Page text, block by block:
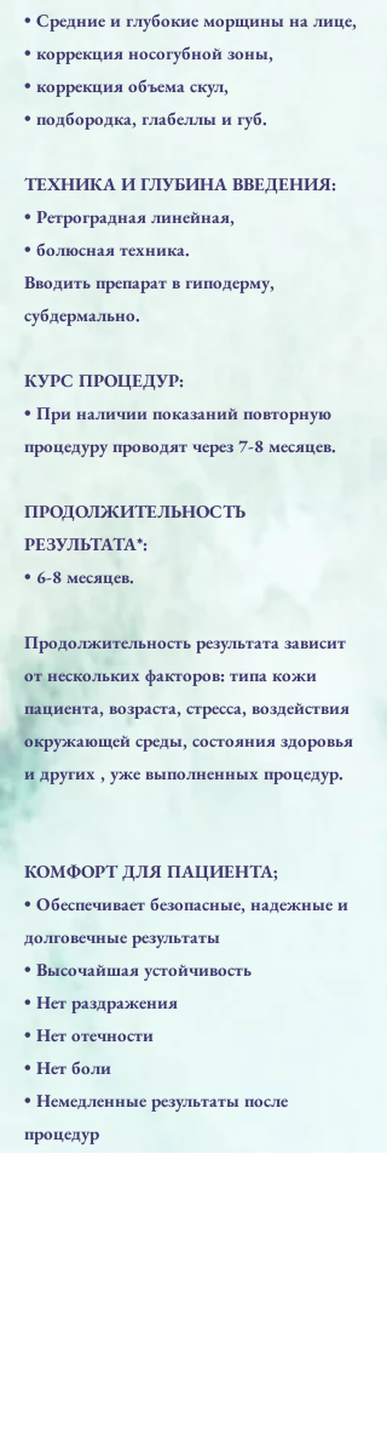
• Средние и глубокие морщины на лице,
• коррекция носогубной зоны,
• коррекция объема скул,
• подбородка, глабеллы и губ.
ТЕХНИКА И ГЛУБИНА ВВЕДЕНИЯ:
• Ретроградная линейная,
• болюсная техника.
Вводить препарат в гиподерму,
субдермально.
КУРС ПРОЦЕДУР:
• При наличии показаний повторную
процедуру проводят через 7-8 месяцев.
ПРОДОЛЖИТЕЛЬНОСТЬ
РЕЗУЛЬТАТА*:
• 6-8 месяцев.
Продолжительность результата зависит
от нескольких факторов: типа кожи
пациента, возраста, стресса, воздействия
окружающей среды, состояния здоровья
и других , уже выполненных процедур.
КОМФОРТ ДЛЯ ПАЦИЕНТА;
​• Обеспечивает безопасные, надежные и
долговечные результаты
• Высочайшая устойчивость
• Нет раздражения
• Нет отечности
• Нет боли
• Немедленные результаты после
процедур